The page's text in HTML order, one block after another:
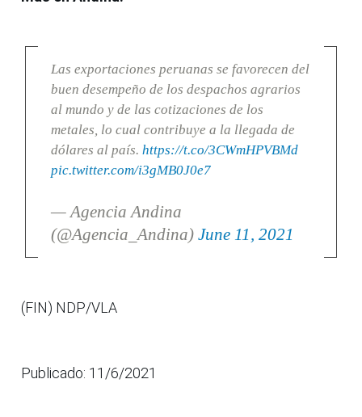
Las exportaciones peruanas se favorecen del
buen desempeño de los despachos agrarios
al mundo y de las cotizaciones de los
metales, lo cual contribuye a la llegada de
dólares al país. https://t.co/3CWmHPVBMd
pic.twitter.com/i3gMB0J0e7
— Agencia Andina
(@Agencia_Andina) June 11, 2021
(FIN) NDP/VLA
Publicado: 11/6/2021